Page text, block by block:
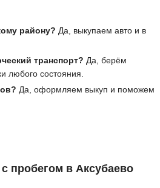
району? Да, выкупаем авто и в
транспорт? Да, берём
любого состояния.
Да, оформляем выкуп и поможем
пробегом в Аксубаево